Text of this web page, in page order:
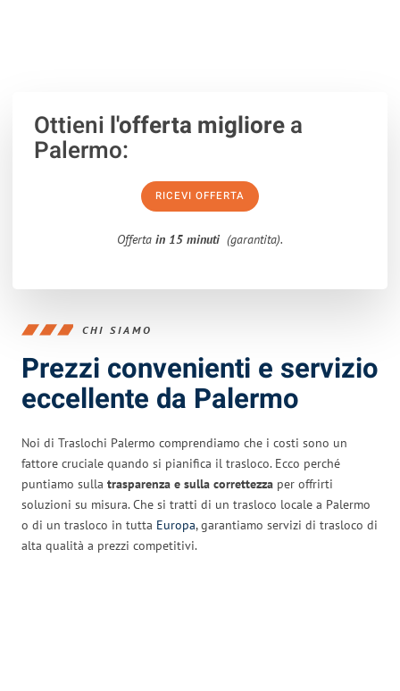
Ottieni l'offerta migliorea
Palermo:
RICEVI OFFERTA
Offerta in 15 minuti (garantita).
CHI SIAMO
Prezzi convenienti e servizio
eccellente da Palermo
Noi di Traslochi Palermo comprendiamo che i costi sono un
fattore cruciale quando si pianifica il trasloco. Ecco perché
puntiamo sulla trasparenza e sulla correttezza per offrirti
soluzioni su misura. Che si tratti di un trasloco locale a Palermo
o di un trasloco in tutta Europa, garantiamo servizi di trasloco di
alta qualità a prezzi competitivi.